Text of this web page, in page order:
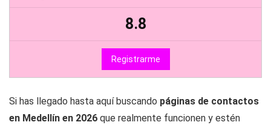
8.8
Registrarme
Si has llegado hasta aquí buscando páginas de contactos
en Medellín en 2026 que realmente funcionen y estén